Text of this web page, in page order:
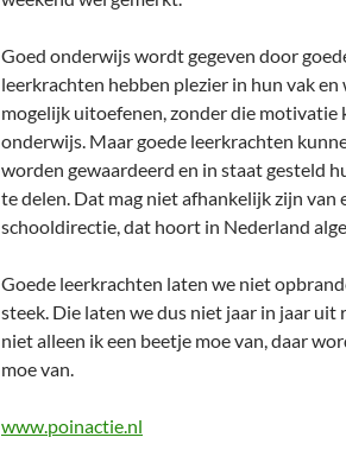
Goed onderwijs wordt gegeven door
leerkrachten hebben plezier in hun vak en
mogelijk uitoefenen, zonder die motivatie
onderwijs. Maar goede leerkrachten
worden gewaardeerd en in staat gesteld
te delen. Dat mag niet afhankelijk zijn van
schooldirectie, dat hoort in Nederland
Goede leerkrachten laten we niet
steek. Die laten we dus niet jaar in jaar uit
niet alleen ik een beetje moe van, daar
moe van.
www.poinactie.nl